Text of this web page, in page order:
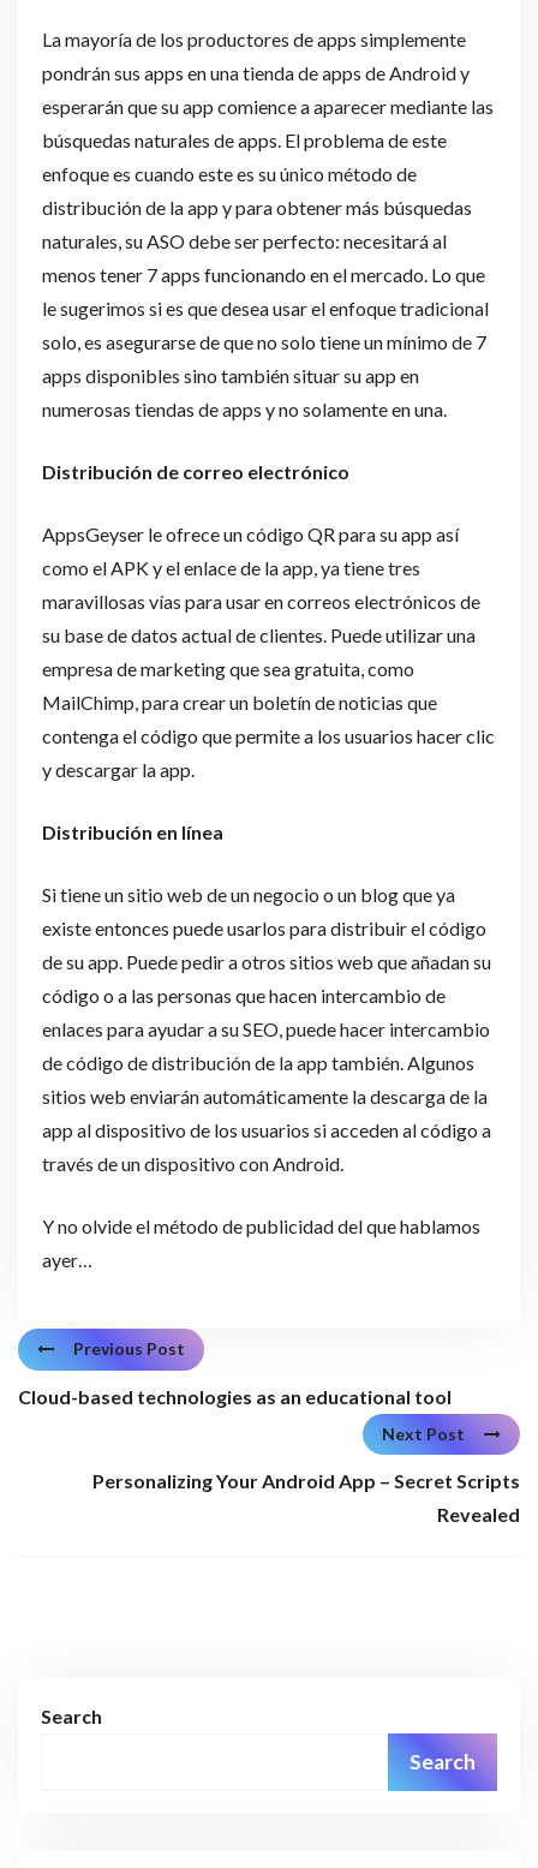
La mayoría de los productores de apps simplemente
pondrán sus apps en una tienda de apps de Android y
esperarán que su app comience a aparecer mediante las
búsquedas naturales de apps. El problema de este
enfoque es cuando este es su único método de
distribución de la app y para obtener más búsquedas
naturales, su ASO debe ser perfecto: necesitará al
menos tener 7 apps funcionando en el mercado. Lo que
le sugerimos si es que desea usar el enfoque tradicional
solo, es asegurarse de que no solo tiene un mínimo de 7
apps disponibles sino también situar su app en
numerosas tiendas de apps y no solamente en una.
Distribución de correo electrónico
AppsGeyser le ofrece un código QR para su app así
como el APK y el enlace de la app, ya tiene tres
maravillosas vías para usar en correos electrónicos de
su base de datos actual de clientes. Puede utilizar una
empresa de marketing que sea gratuita, como
MailChimp, para crear un boletín de noticias que
contenga el código que permite a los usuarios hacer clic
y descargar la app.
Distribución en línea
Si tiene un sitio web de un negocio o un blog que ya
existe entonces puede usarlos para distribuir el código
de su app. Puede pedir a otros sitios web que añadan su
código o a las personas que hacen intercambio de
enlaces para ayudar a su SEO, puede hacer intercambio
de código de distribución de la app también. Algunos
sitios web enviarán automáticamente la descarga de la
app al dispositivo de los usuarios si acceden al código a
través de un dispositivo con Android.
Y no olvide el método de publicidad del que hablamos
ayer…
Previous Post
Cloud-based technologies as an educational tool
Next Post
Personalizing Your Android App – Secret Scripts
Revealed
Search
Search